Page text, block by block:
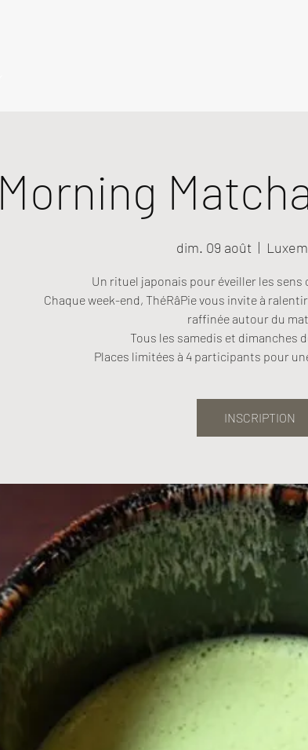
Morning
dim. 09 août
  |
Un rituel japonais pour éveiller les sens
Chaque week-end, ThéRâPie vous invite à
raffinée autour du
Tous les samedis et dimanches
Places limitées à 4 participants pour
INSCRIPTION